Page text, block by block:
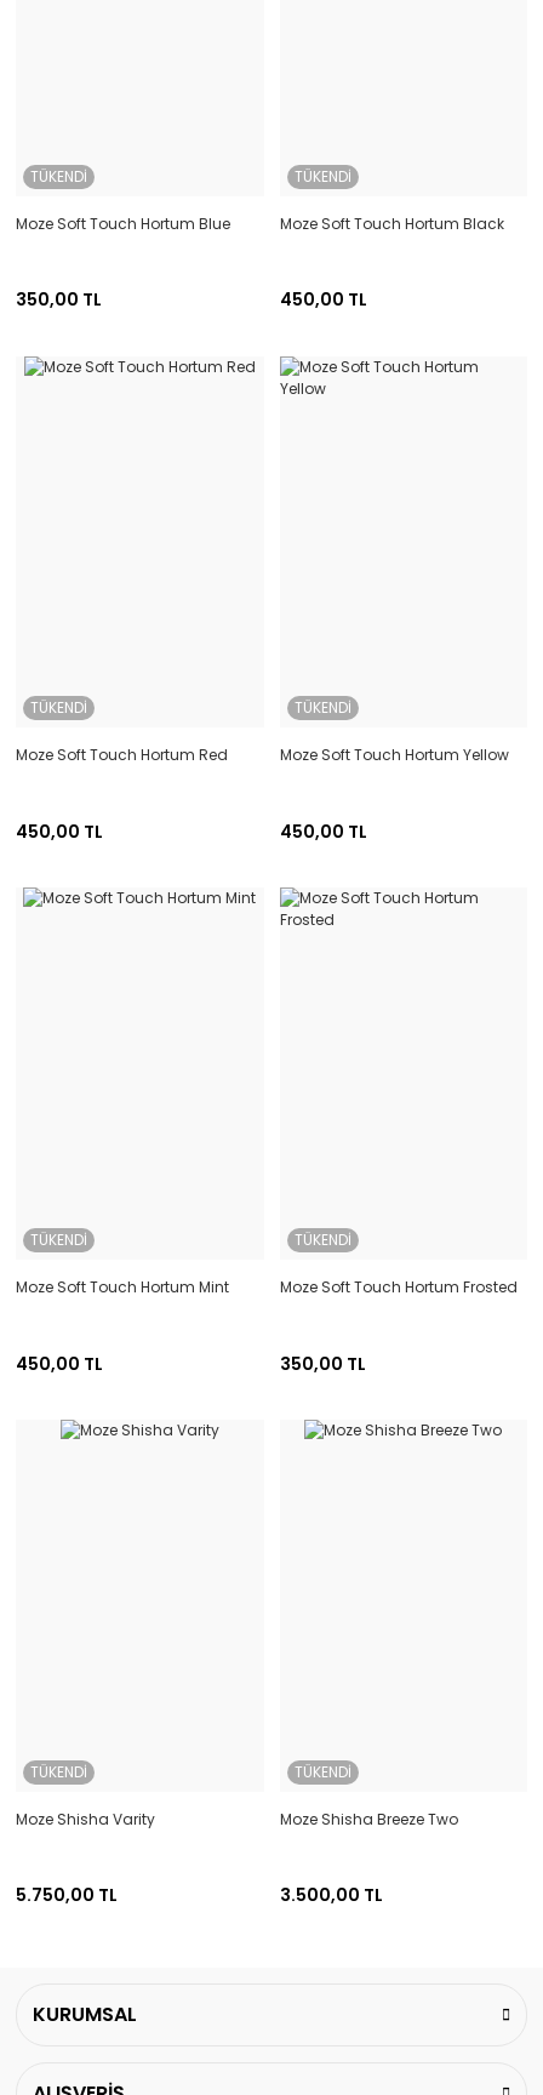
TÜKENDİ
Moze Soft Touch Hortum Blue
350,00 TL
TÜKENDİ
Moze Soft Touch Hortum Black
450,00 TL
TÜKENDİ
Moze Soft Touch Hortum Red
450,00 TL
TÜKENDİ
Moze Soft Touch Hortum Yellow
450,00 TL
TÜKENDİ
Moze Soft Touch Hortum Mint
450,00 TL
TÜKENDİ
Moze Soft Touch Hortum Frosted
350,00 TL
TÜKENDİ
Moze Shisha Varity
5.750,00 TL
TÜKENDİ
Moze Shisha Breeze Two
3.500,00 TL
KURUMSAL